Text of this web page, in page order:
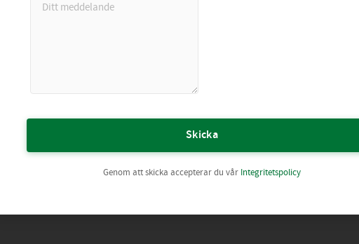
Skicka
Genom att skicka accepterar du vår Integritetspolicy